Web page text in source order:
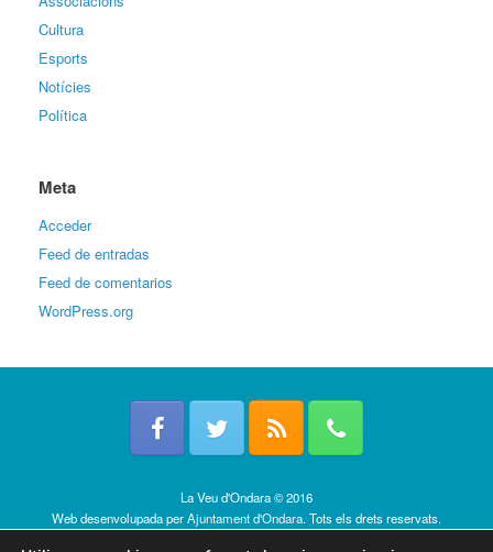
Cultura
Esports
Notícies
Política
Meta
Acceder
Feed de entradas
Feed de comentarios
WordPress.org
La Veu d'Ondara © 2016
Web desenvolupada perAjuntament d'Ondara. Tots els drets reservats.